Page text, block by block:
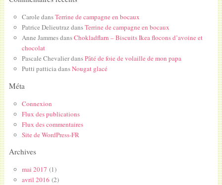
Carole dansTerrine de campagne en bocaux
Patrice DelieutrazdansTerrine de campagne en bocaux
Anne JammesdansChokladflarn – Biscuits Ikea flocons d’avoine et
chocolat
Pascale ChevalierdansPâté de foie de volaille de mon papa
Putti patticiadansNougat glacé
Méta
Connexion
Flux des publications
Flux des commentaires
Site de WordPress-FR
Archives
mai 2017 (1)
avril 2016 (2)